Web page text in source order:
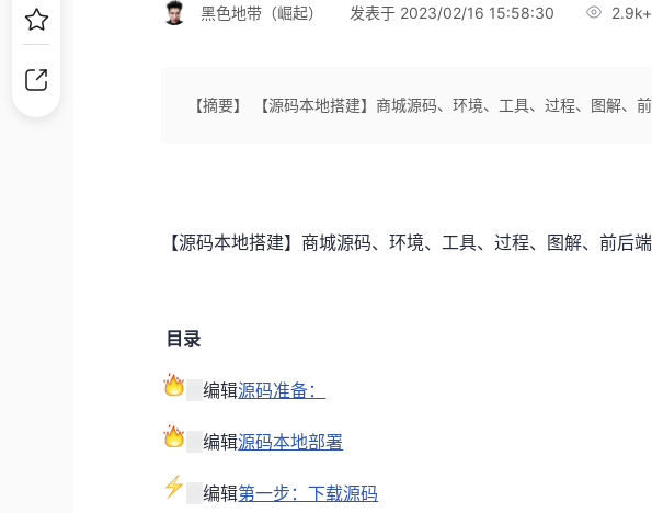
黑色地带（崛起） 发表于 2023/02/16 15:58:30 2.9k+
【摘要】 【源码本地搭建】商城源码、环境、工具、过程、图解、
【源码本地搭建】商城源码、环境、工具、过程、图解、前后端
目录
编辑源码准备：
编辑源码本地部署
编辑第一步：下载源码